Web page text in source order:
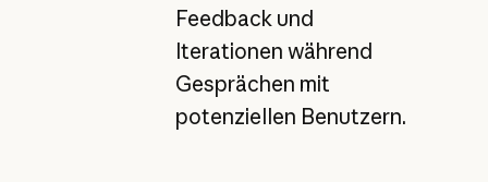
Feedback und
Iterationen während
Gesprächen mit
potenziellen Benutzern.